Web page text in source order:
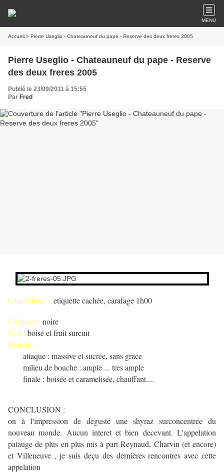
MENU
Accueil » Pierre Useglio - Chateauneuf du pape - Reserve des deux freres 2005
Pierre Useglio - Chateauneuf du pape - Reserve
des deux freres 2005
Publié le 23/09/2011 à 15:55
Par Fred
Conditions : etiquette cachée, carafage 1h00
Couleur : noire
Nez : boisé et fruit surcuit
Bouche :
attaque : massive et sucrée, sans grace
milieu de bouche : ample ... tres ample
finale : boisée et caramelisée, chauffant....
CONCLUSION :
on à l'impression de degusté une shyraz surconcentrée du
nouveau monde. Aucun interet et bien decevant. L'appelation
patauge de plus en plus mis à part Reynaud, Charvin (et encore)
et Villeneuve , je suis deçu des dernières rencontres avec cette
appelation